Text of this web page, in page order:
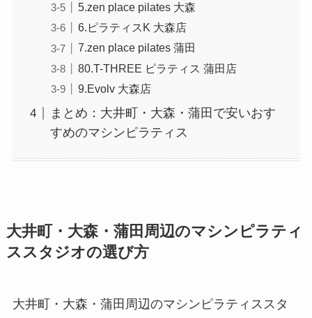
5.zen place pilates 大森
6.ピラティスK 大森店
7.zen place pilates 蒲田
80.T-THREE ピラティス 蒲田店
9.Evolv 大森店
まとめ：大井町・大森・蒲田で安いおす
すめのマシンピラティス
大井町・大森・蒲田周辺のマシンピラティ
ススタジオの選び方
大井町・大森・蒲田周辺のマシンピラティススタ